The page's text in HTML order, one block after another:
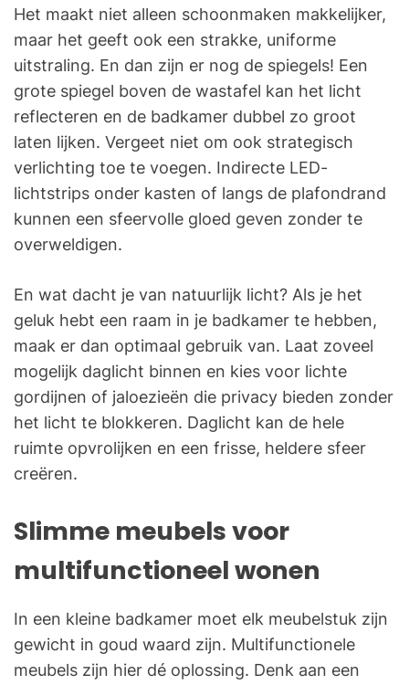
Het maakt niet alleen schoonmaken makkelijker,
maar het geeft ook een strakke, uniforme
uitstraling. En dan zijn er nog de spiegels! Een
grote spiegel boven de wastafel kan het licht
reflecteren en de badkamer dubbel zo groot
laten lijken. Vergeet niet om ook strategisch
verlichting toe te voegen. Indirecte LED-
lichtstrips onder kasten of langs de plafondrand
kunnen een sfeervolle gloed geven zonder te
overweldigen.
En wat dacht je van natuurlijk licht? Als je het
geluk hebt een raam in je badkamer te hebben,
maak er dan optimaal gebruik van. Laat zoveel
mogelijk daglicht binnen en kies voor lichte
gordijnen of jaloezieën die privacy bieden zonder
het licht te blokkeren. Daglicht kan de hele
ruimte opvrolijken en een frisse, heldere sfeer
creëren.
Slimme meubels voor
multifunctioneel wonen
In een kleine badkamer moet elk meubelstuk zijn
gewicht in goud waard zijn. Multifunctionele
meubels zijn hier dé oplossing. Denk aan een